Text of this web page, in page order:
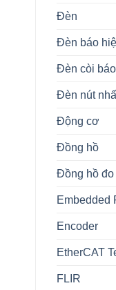
Đèn
Đèn báo
Đèn còi
Đèn nút
Động cơ
Đồng hồ
Đồng hồ
Embedded
Encoder
EtherCAT
FLIR